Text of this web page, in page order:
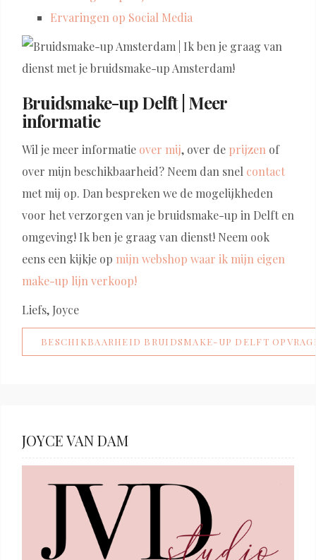
Ervaringen op Social Media
Bruidsmake-up Delft | Meer
informatie
Wil je meer informatie over mij, over de prijzen of
over mijn beschikbaarheid? Neem dan snel contact
met mij op. Dan bespreken we de mogelijkheden
voor het verzorgen van je bruidsmake-up in Delft en
omgeving! Ik ben je graag van dienst! Neem ook
eens een kijkje op mijn webshop waar ik mijn eigen
make-up lijn verkoop!
Liefs, Joyce
BESCHIKBAARHEID BRUIDSMAKE-UP DELFT
JOYCE VAN DAM